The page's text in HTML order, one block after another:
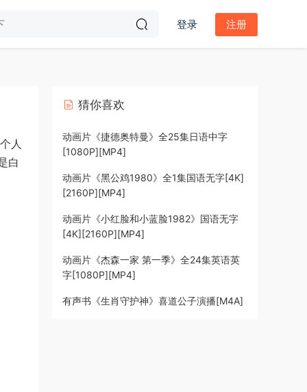
登录 注册
人
白
猜你喜欢
动画片《捷德奥特曼》全25集日语中字
[1080P][MP4]
动画片《黑公鸡1980》全1集国语无字[4K]
[2160P][MP4]
动画片《小红脸和小蓝脸1982》国语无字
[4K][2160P][MP4]
动画片《杰森一家 第一季》全24集英语英
字[1080P][MP4]
有声书《生肖守护神》喜道公子演播[M4A]